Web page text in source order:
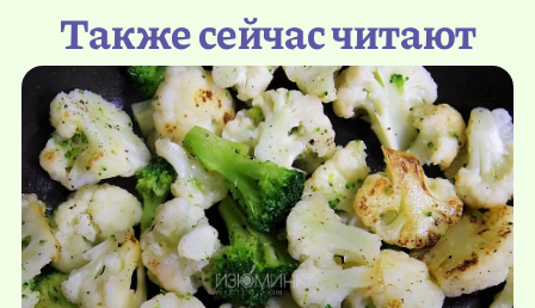
Также сейчас читают